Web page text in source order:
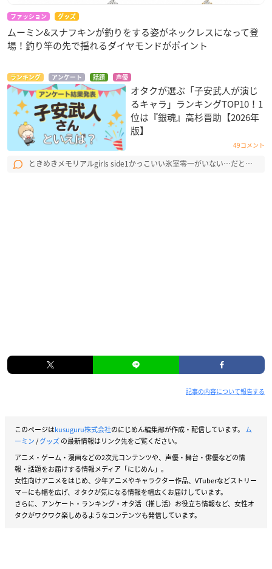
ファッション グッズ
ムーミン&スナフキンが釣りをする姿がネックレスになって登
場！釣り竿の先で揺れるダイヤモンドがポイント
ランキング アンケート 話題 声優
オタクが選ぶ「子安武人が演じ
るキャラ」ランキングTOP10！1
位は『銀魂』高杉晋助【2026年
版】
49コメント
ときめきメモリアルgirls side1かっこいい氷室零一がいない…だと…
記事の内容について報告する
このページはkusuguru株式会社のにじめん編集部が作成・配信しています。 ム
ーミン/グッズの最新情報はリンク先をご覧ください。
アニメ・ゲーム・漫画などの2次元コンテンツや、声優・舞台・俳優などの情
報・話題をお届けする情報メディア「にじめん」。
女性向けアニメをはじめ、少年アニメやキャラクター作品、VTuberなどストリー
マーにも幅を広げ、オタクが気になる情報を幅広くお届けしています。
さらに、アンケート・ランキング・オタ活（推し活）お役立ち情報など、女性オ
タクがワクワク楽しめるようなコンテンツも発信しています。